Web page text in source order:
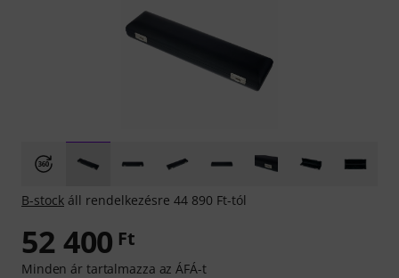
B-stock áll rendelkezésre 44 890 Ft-tól
52 400 Ft
Minden ár tartalmazza az ÁFÁ-t